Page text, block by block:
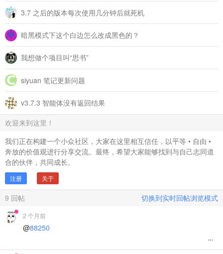
3.7 之后的版本每次使用几分钟后就死机
暗黑模式下这个白边怎么改成黑色的？
我想做个项目叫“思书”
siyuan 笔记更新问题
v3.7.3 智能体没有返回结果
欢迎来到这里！
我们正在构建一个小众社区，大家在这里相互信任，以平等 • 自由 •
奔放的价值观进行分享交流。最终，希望大家能够找到与自己志同道
合的伙伴，共同成长。
注册 关于
9 回帖 切换到实时回帖浏览模式
2 个月前
@88250